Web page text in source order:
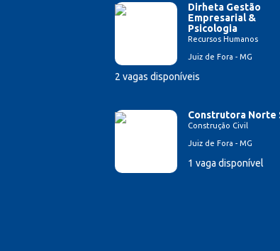
Dirheta Gestão
Empresarial &
Psicologia
Recursos Humanos
Juiz de Fora - MG
2 vagas disponíveis
Construtora Norte
Construção Civil
Juiz de Fora - MG
1 vaga disponível